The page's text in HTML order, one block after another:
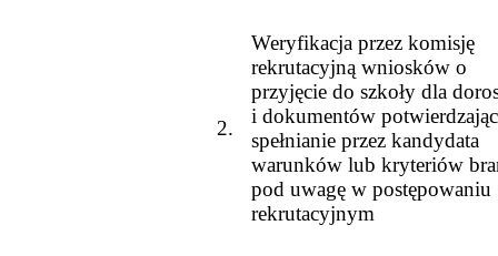
2.
Weryfikacja przez komisję
rekrutacyjną wniosków o
przyjęcie do szkoły dla
i dokumentów
spełnianie przez kandydata
warunków lub kryteriów
pod uwagę w postępowaniu
rekrutacyjnym